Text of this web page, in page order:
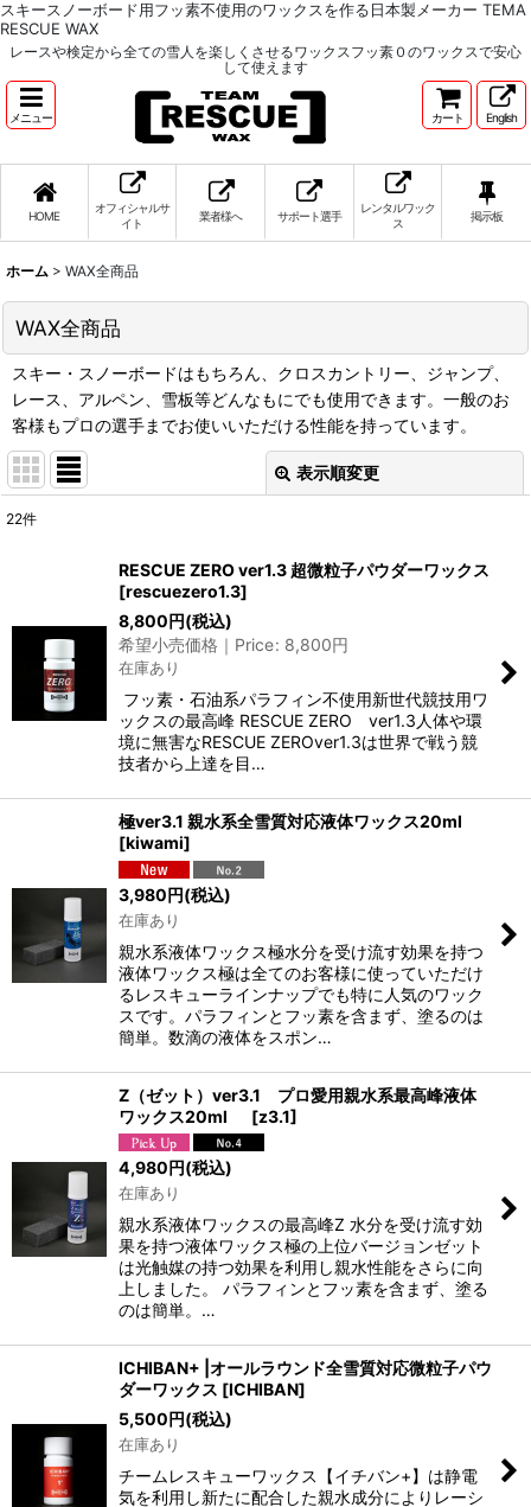
スキースノーボード用フッ素不使用のワックスを作る日本製メーカー TEMA
RESCUE WAX
レースや検定から全ての雪人を楽しくさせるワックスフッ素０のワックスで安心
して使えます
メニュー カート English
HOME
オフィシャルサ
イト
業者様へ サポート選手
レンタルワック
ス
掲示板
ホーム > WAX全商品
WAX全商品
スキー・スノーボードはもちろん、クロスカントリー、ジャンプ、
レース、アルペン、雪板等どんなもにでも使用できます。一般のお
客様もプロの選手までお使いいただける性能を持っています。
表示順変更
並び順
絞り込む
22件
RESCUE ZERO ver1.3 超微粒子パウダーワックス
[rescuezero1.3]
8,800円(税込)
希望小売価格｜Price: 8,800円
在庫あり
フッ素・石油系パラフィン不使用新世代競技用ワ
ックスの最高峰 RESCUE ZERO ver1.3人体や環
境に無害なRESCUE ZEROver1.3は世界で戦う競
技者から上達を目…
極ver3.1 親水系全雪質対応液体ワックス20ml
[kiwami]
3,980円(税込)
在庫あり
親水系液体ワックス極水分を受け流す効果を持つ
液体ワックス極は全てのお客様に使っていただけ
るレスキューラインナップでも特に人気のワック
スです。パラフィンとフッ素を含まず、塗るのは
簡単。数滴の液体をスポン…
Z（ゼット）ver3.1 プロ愛用親水系最高峰液体
ワックス20ml
[z3.1]
4,980円(税込)
在庫あり
親水系液体ワックスの最高峰Z 水分を受け流す効
果を持つ液体ワックス極の上位バージョンゼット
は光触媒の持つ効果を利用し親水性能をさらに向
上しました。 パラフィンとフッ素を含まず、塗る
のは簡単。…
ICHIBAN+ |オールラウンド全雪質対応微粒子パウ
ダーワックス [ICHIBAN]
5,500円(税込)
在庫あり
チームレスキューワックス【イチバン+】は静電
気を利用し新たに配合した親水成分によりレーシ